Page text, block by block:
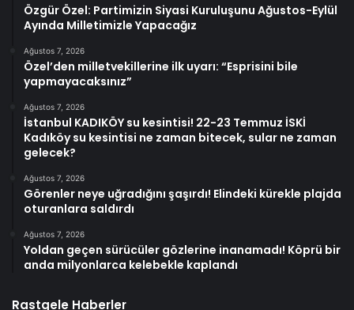
Özgür Özel: Partimizin Siyasi Kuruluşunu Ağustos-Eylül
Ayında Milletimizle Yapacağız
Ağustos 7, 2026
Özel’den milletvekillerine ilk uyarı: “Esprisini bile
yapmayacaksınız”
Ağustos 7, 2026
İstanbul KADIKÖY su kesintisi! 22-23 Temmuz İSKİ
Kadıköy su kesintisi ne zaman bitecek, sular ne zaman
gelecek?
Ağustos 7, 2026
Görenler neye uğradığını şaşırdı! Elindeki kürekle plajda
oturanlara saldırdı
Ağustos 7, 2026
Yoldan geçen sürücüler gözlerine inanamadı! Köprü bir
anda milyonlarca kelebekle kaplandı
Rastgele Haberler